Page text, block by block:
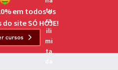
o Exame da
as principais
em todos os
site SÓ HOJE!
cursos